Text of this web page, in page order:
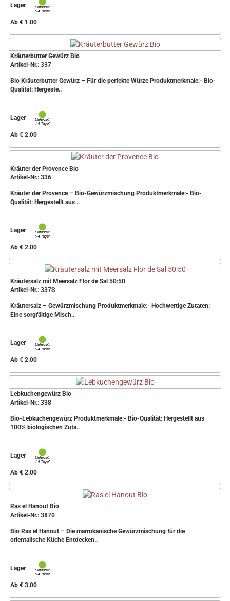
Lager
Ab € 1.00
Kräuterbutter Gewürz Bio
Artikel-Nr.: 337
Bio Kräuterbutter Gewürz – Für die perfekte Würze Produktmerkmale:- Bio-
Qualität: Hergeste..
Lager
Ab € 2.00
Kräuter der Provence Bio
Artikel-Nr.: 336
Kräuter der Provence – Bio-Gewürzmischung Produktmerkmale:- Bio-
Qualität: Hergestellt aus ..
Lager
Ab € 2.00
Kräutersalz mit Meersalz Flor de Sal 50:50
Artikel-Nr.: 337S
Kräutersalz – Gewürzmischung Produktmerkmale:- Hochwertige Zutaten:
Eine sorgfältige Misch..
Lager
Ab € 2.00
Lebkuchengewürz Bio
Artikel-Nr.: 338
Bio-Lebkuchengewürz Produktmerkmale:- Bio-Qualität: Hergestellt aus
100% biologischen Zuta..
Lager
Ab € 2.00
Ras el Hanout Bio
Artikel-Nr.: 3870
Bio Ras el Hanout – Die marrokanische Gewürzmischung für die
orientalische Küche Entdecken..
Lager
Ab € 3.00